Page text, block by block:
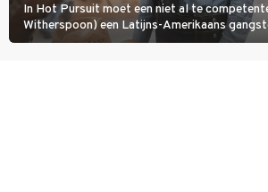
In Hot Pursuit moet een niet al te
Witherspoon) een Latijns-Amerikaans
Vergara) beschermen tegen corrupte